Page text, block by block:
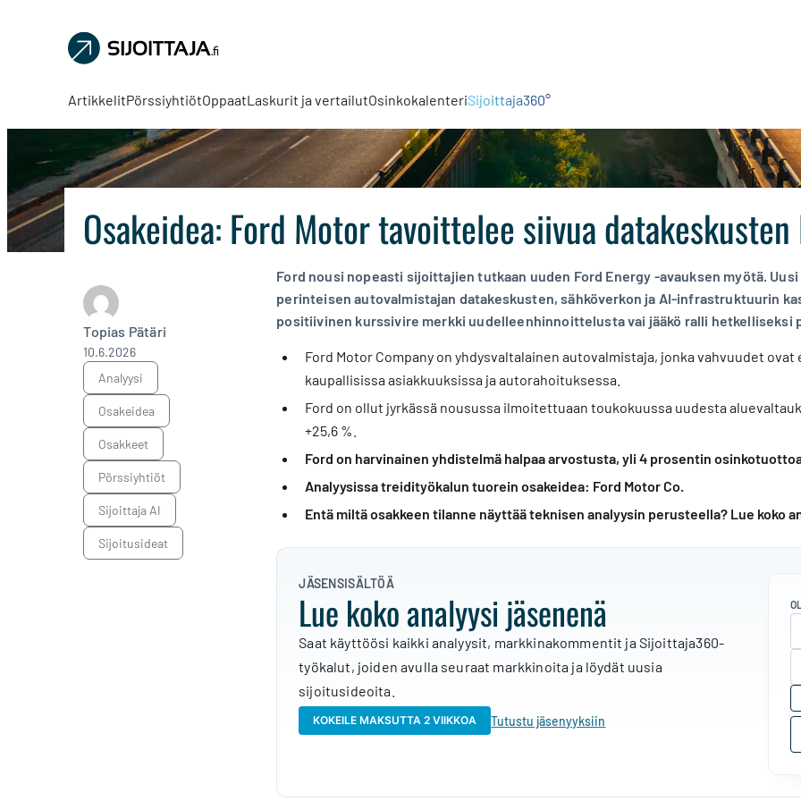
Sijoittaja.fi
Tee
sijoituspäätöksiä
ArtikkelitPörssiyhtiötOppaatLaskurit ja vertailutOsinkokalenteriSijoittaja360°
Osakeidea: Ford Motor tavoittelee siivua
Topias Pätäri
10.6.2026
analyysi
osakeidea
osakkeet
pörssiyhtiöt
Sijoittaja AI
sijoitusideat
Ford nousi nopeasti sijoittajien tutkaan uuden Ford Energy -avauksen myötä.
perinteisen autovalmistajan datakeskusten, sähköverkon ja AI-infrastruktuurin
positiivinen kurssivire merkki uudelleenhinnoittelusta vai jääkö ralli hetkelliseksi
Ford Motor Company on yhdysvaltalainen autovalmistaja, jonka vahvuudet
kaupallisissa asiakkuuksissa ja autorahoituksessa.
Ford on ollut jyrkässä nousussa ilmoitettuaan toukokuussa uudesta
+25,6 %.
Ford on harvinainen yhdistelmä halpaa arvostusta, yli 4 prosentin
Analyysissa treidityökalun tuorein osakeidea: Ford Motor Co.
Entä miltä osakkeen tilanne näyttää teknisen analyysin perusteella? Lue koko
JÄSENSISÄLTÖÄ
Lue koko analyysi jäsenenä
Saat käyttöösi kaikki analyysit, markkinakommentit ja Sijoittaja360-
työkalut, joiden avulla seuraat markkinoita ja löydät uusia
sijoitusideoita.
KOKEILE MAKSUTTA 2 VIIKKOA Tutustu jäsenyyksiin